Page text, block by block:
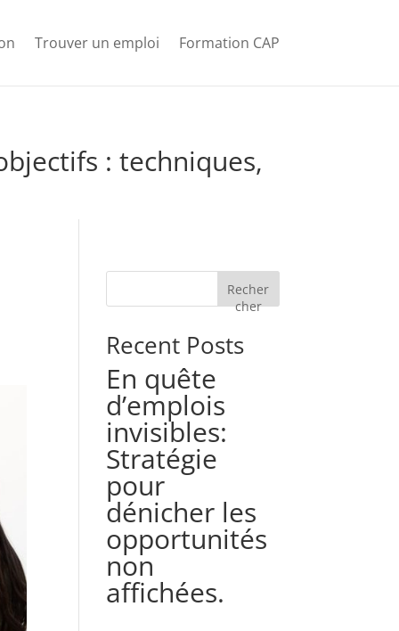
Trouver un emploi Formation CAP
: techniques,
Recher
cher
Recent Posts
En quête
d’emplois
invisibles:
Stratégie
pour
dénicher les
opportunités
non
affichées.